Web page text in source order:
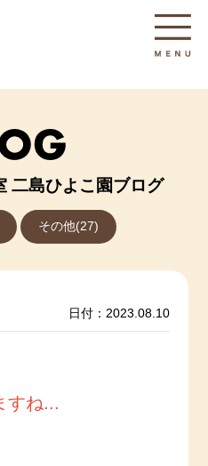
二島ひよこ園ブログ
その他(27)
日付：2023.08.10
すね...